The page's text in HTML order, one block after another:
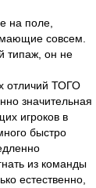
на поле,
совсем.
типаж, он не
отличий ТОГО
значительная
игроков в
быстро
из команды
естественно,